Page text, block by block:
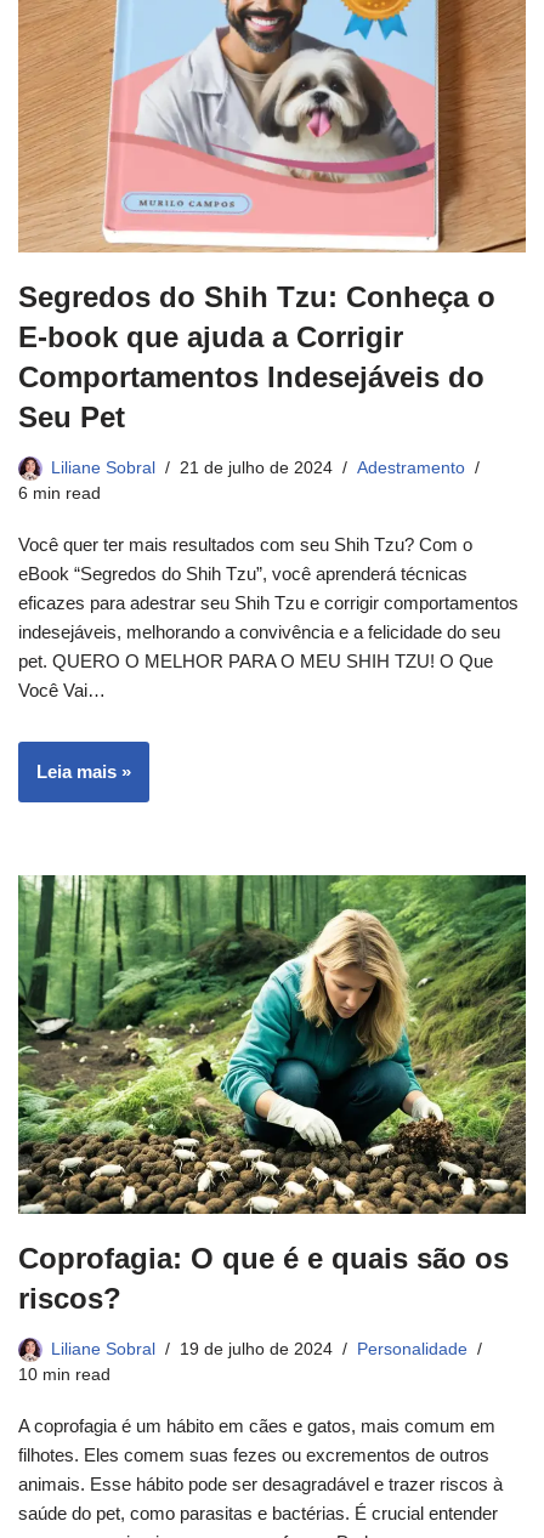
Segredos do Shih Tzu: Conheça o
E-book que ajuda a Corrigir
Comportamentos Indesejáveis do
Seu Pet
Liliane Sobral 21 de julho de 2024
Adestramento
6 min read
Você quer ter mais resultados com seu Shih Tzu? Com o
eBook “Segredos do Shih Tzu”, você aprenderá técnicas
eficazes para adestrar seu Shih Tzu e corrigir comportamentos
indesejáveis, melhorando a convivência e a felicidade do seu
pet. QUERO O MELHOR PARA O MEU SHIH TZU! O Que
Você Vai…
Leia mais »
Coprofagia: O que é e quais são os
riscos?
Liliane Sobral 19 de julho de 2024
Personalidade
10 min read
A coprofagia é um hábito em cães e gatos, mais comum em
filhotes. Eles comem suas fezes ou excrementos de outros
animais. Esse hábito pode ser desagradável e trazer riscos à
saúde do pet, como parasitas e bactérias. É crucial entender